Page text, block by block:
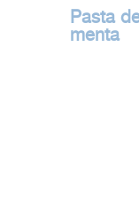
Pasta
menta